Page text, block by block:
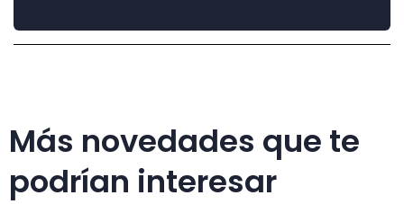
Más novedades que te
podrían interesar